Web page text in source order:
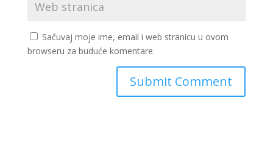
Sačuvaj moje ime, email i web stranicu u ovom
browseru za buduće komentare.